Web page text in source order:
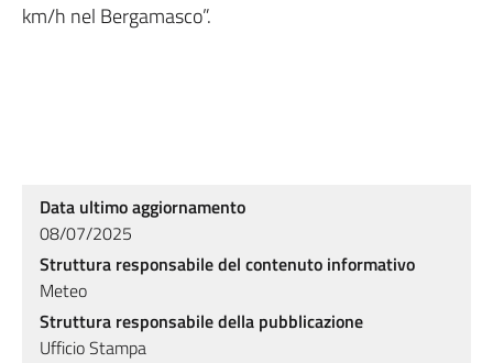
km/h nel Bergamasco”.
Data ultimo aggiornamento
08/07/2025
Struttura responsabile del contenuto informativo
Meteo
Struttura responsabile della pubblicazione
Ufficio Stampa